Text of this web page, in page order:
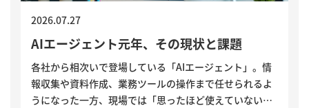
AIエージェント元年、その現状と課題
2026.07.27
各社から相次いで登場している「AIエージェント」。情
報収集や資料作成、業務ツールの操作まで任せられるよ
うになった一方、現場では「思ったほど使えていない」